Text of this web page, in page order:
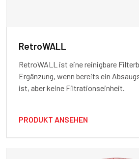
RetroWALL
RetroWALL ist eine reinigbare
Ergänzung, wenn bereits ein
ist, aber keine Filtrationseinheit.
PRODUKT ANSEHEN